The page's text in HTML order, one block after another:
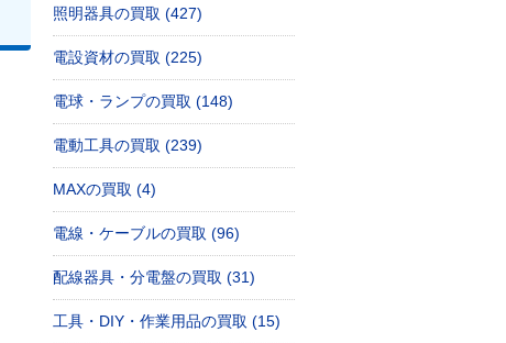
照明器具の買取 (427)
電設資材の買取 (225)
電球・ランプの買取 (148)
電動工具の買取 (239)
MAXの買取 (4)
電線・ケーブルの買取 (96)
配線器具・分電盤の買取 (31)
工具・DIY・作業用品の買取 (15)